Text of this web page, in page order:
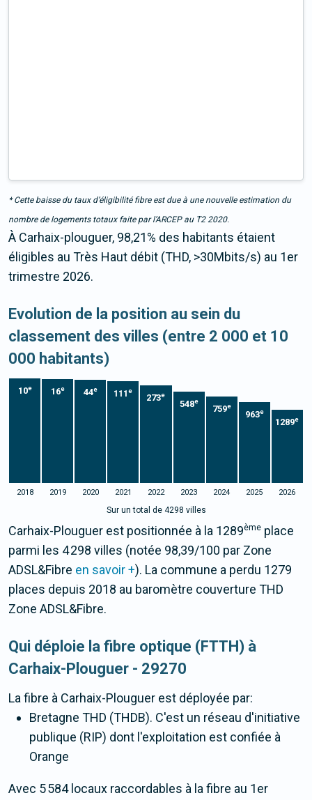
* Cette baisse du taux d’éligibilité fibre est due à une nouvelle estimation du
nombre de logements totaux faite par l’ARCEP au T2 2020.
À Carhaix-plouguer, 98,21% des habitants étaient
éligibles au Très Haut débit (THD, >30Mbits/s) au 1er
trimestre 2026.
Evolution de la position au sein du
classement des villes (entre 2 000 et 10
000 habitants)
10e 16e 44e 111e
273e
548e
759e
963e
1289e
2018 2019 2020 2021 2022 2023 2024 2025 2026
Sur un total de 4298 villes
Carhaix-Plouguer est positionnée à la 1289ème place
parmi les 4 298 villes (notée 98,39/100 par Zone
ADSL&Fibre en savoir +). La commune a perdu 1279
places depuis 2018 au baromètre couverture THD
Zone ADSL&Fibre.
Qui déploie la fibre optique (FTTH) à
Carhaix-Plouguer - 29270
La fibre à Carhaix-Plouguer est déployée par:
Bretagne THD (THDB). C'est un réseau d'initiative
publique (RIP) dont l'exploitation est confiée à
Orange
Avec 5 584 locaux raccordables à la fibre au 1er